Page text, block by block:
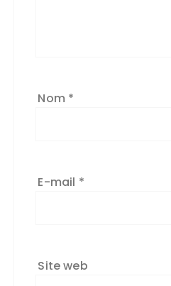
Nom *
E-mail *
Site web